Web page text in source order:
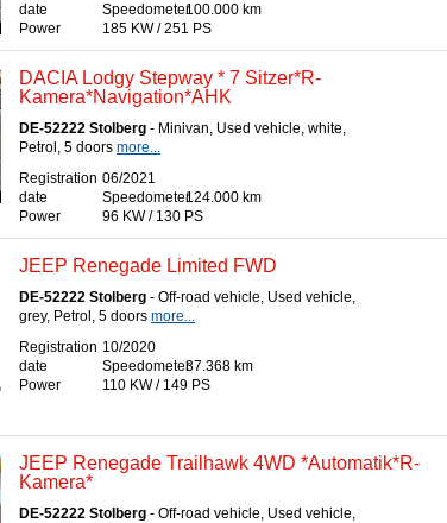
date
Speedometer100.000 km
Power
185 KW / 251 PS
DACIA Lodgy Stepway * 7 Sitzer*R-
Kamera*Navigation*AHK
DE-52222 Stolberg - Minivan, Used vehicle, white,
Petrol, 5 doors more...
Registration
date
06/2021
Speedometer124.000 km
Power
96 KW / 130 PS
JEEP Renegade Limited FWD
DE-52222 Stolberg - Off-road vehicle, Used vehicle,
grey, Petrol, 5 doors more...
Registration
date
10/2020
Speedometer37.368 km
Power
110 KW / 149 PS
JEEP Renegade Trailhawk 4WD *Automatik*R-
Kamera*
DE-52222 Stolberg - Off-road vehicle, Used vehicle,